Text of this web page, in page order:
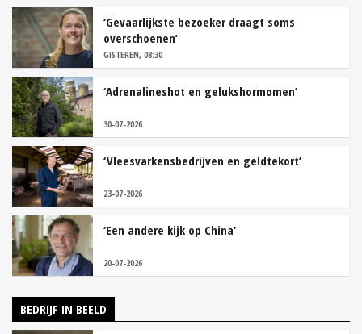
‘Gevaarlijkste bezoeker draagt soms
overschoenen’
GISTEREN, 08:30
‘Adrenalineshot en gelukshormomen’
30-07-2026
‘Vleesvarkensbedrijven en geldtekort’
23-07-2026
‘Een andere kijk op China’
20-07-2026
BEDRIJF IN BEELD